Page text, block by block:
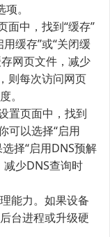
。
面中，找到“缓存”
缓存”或“关闭缓
网页文件，减少
则每次访问网页
。
置页面中，找到
可以选择“启用
择“启用DNS预解
减少DNS查询时
能力。如果设备
台进程或升级硬